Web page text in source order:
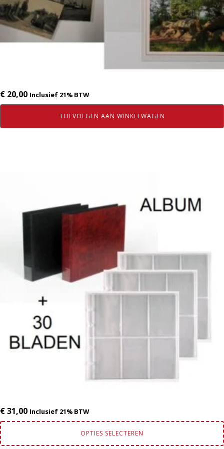
€ 20,00 Inclusief 21% BTW
TOEVOEGEN AAN WINKELWAGEN
€31,00 Inclusief 21% BTW
OPTIES SELECTEREN
meerdere
variaties.
gekozen
productpagina